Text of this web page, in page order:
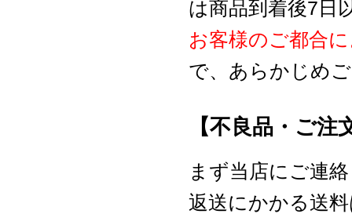
は商品到着後7日
お客様のご都合
で、あらかじめ
【不良品・ご
まず当店にご連
返送にかかる送